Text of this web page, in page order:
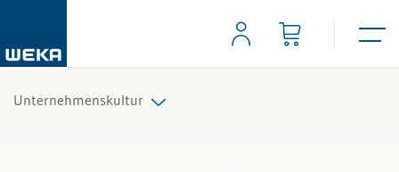
Unternehmenskultur